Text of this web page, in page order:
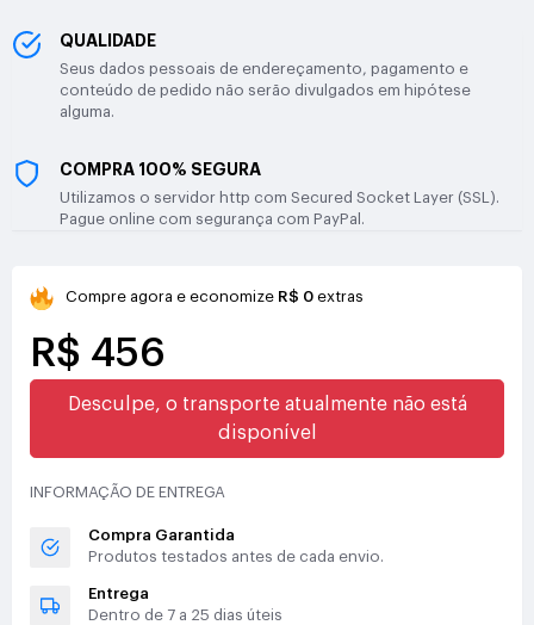
QUALIDADE
Seus dados pessoais de endereçamento, pagamento e
conteúdo de pedido não serão divulgados em hipótese
alguma.
COMPRA 100% SEGURA
Utilizamos o servidor http com Secured Socket Layer (SSL).
Pague online com segurança com PayPal.
Compre agora e economize R$ 0 extras
R$ 456
Desculpe, o transporte atualmente não está
disponível
INFORMAÇÃO DE ENTREGA
Compra Garantida
Produtos testados antes de cada envio.
Entrega
Dentro de 7 a 25 dias úteis